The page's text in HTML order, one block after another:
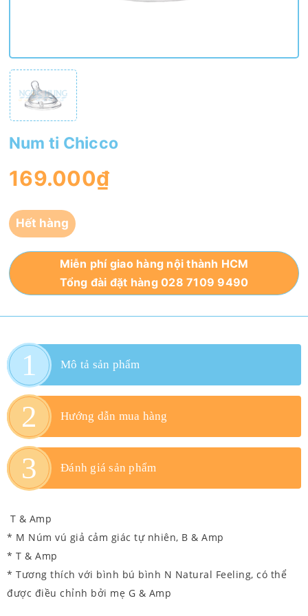
Num ti Chicco
169.000₫
Hết hàng
Miễn phí giao hàng nội thành HCM
Tổng đài đặt hàng 028 7109 9490
Mô tả sản phẩm
Hướng dẫn mua hàng
Đánh giá sản phẩm
T & Amp
* M Núm vú giả cảm giác tự nhiên, B & Amp
* T & Amp
* Tương thích với bình bú bình N Natural Feeling, có thể
được điều chỉnh bởi mẹ G & Amp